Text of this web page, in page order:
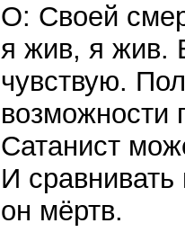
О: Своей
я жив, я жив.
чувствую.
возможности
Сатанист
И
он мёртв.